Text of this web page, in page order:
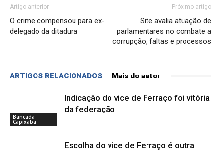
Artigo anterior
O crime compensou para ex-
delegado da ditadura
Próximo artigo
Site avalia atuação de
parlamentares no combate a
corrupção, faltas e processos
ARTIGOS RELACIONADOS Mais do autor
Bancada
Capixaba
Indicação do vice de Ferraço foi vitória
da federação
Escolha do vice de Ferraço é outra